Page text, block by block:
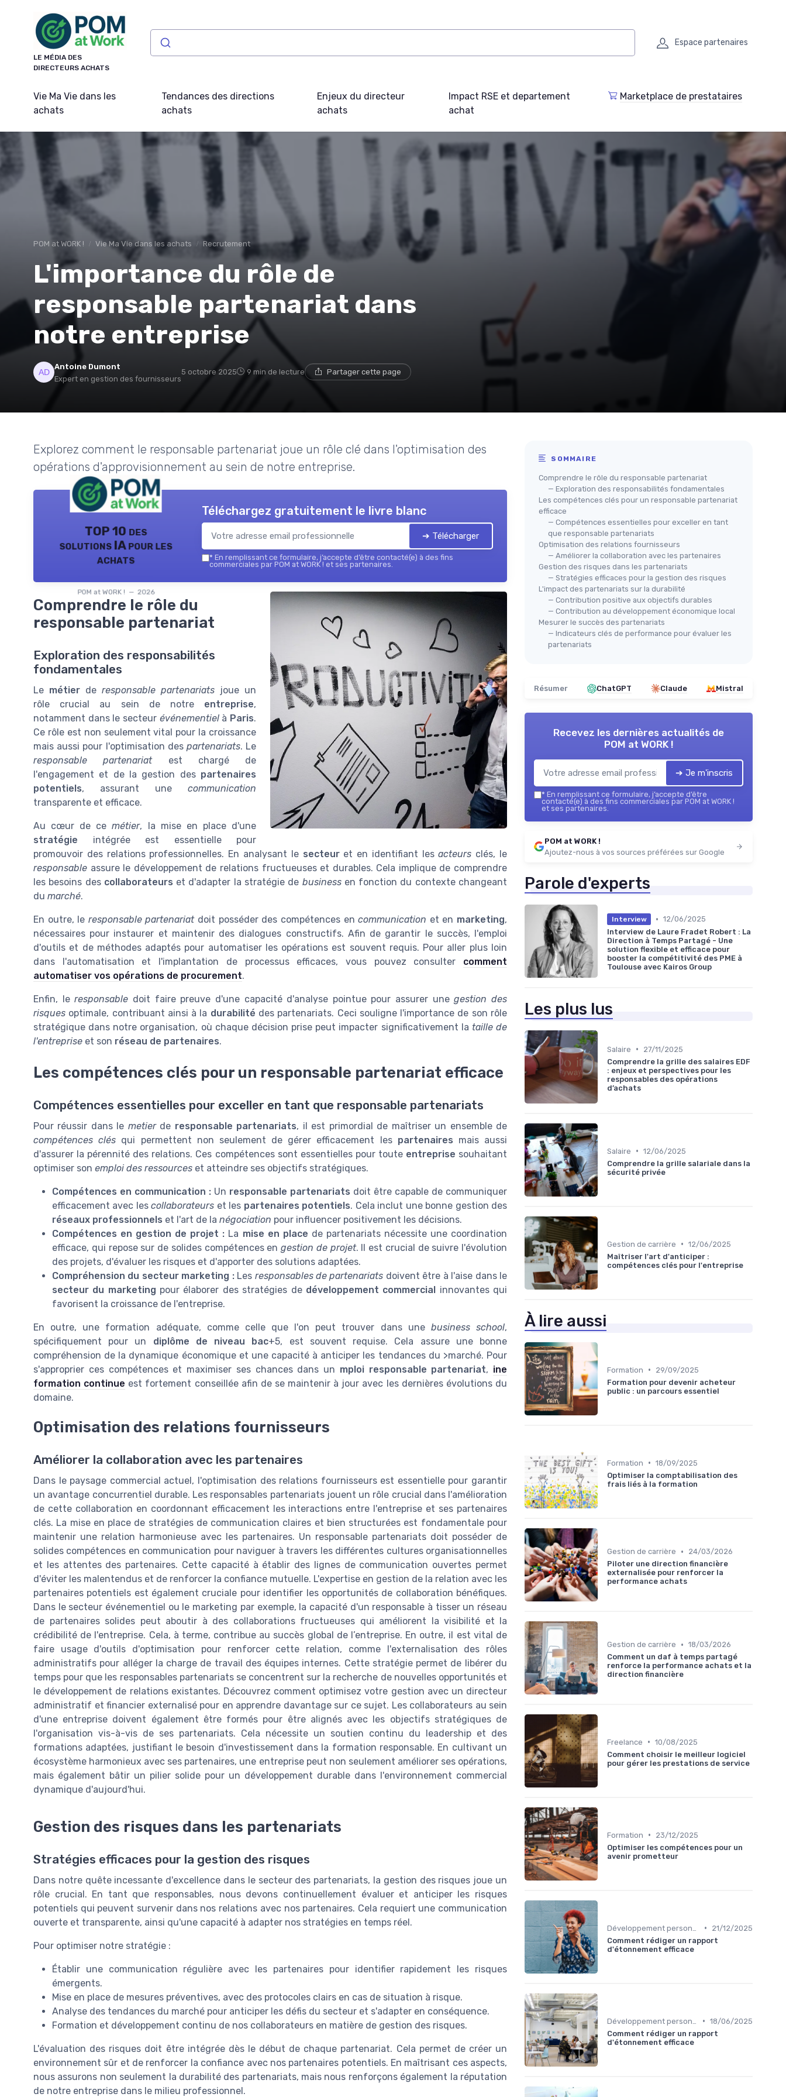
LE MÉDIA DES
DIRECTEURS ACHATS
Espace partenaires
Vie Ma Vie dans les
achats
Tendances des directions
achats
Enjeux du directeur
achats
Impact RSE et departement
achat
Marketplace de prestataires
POM at WORK ! Vie Ma Vie dans les achats Recrutement
L'importance du rôle de
responsable partenariat dans
notre entreprise
Antoine Dumont
Expert en gestion des fournisseurs
5 octobre 2025 9 min de lecture Partager cette page
Explorez comment le responsable partenariat joue un rôle clé dans l'optimisation des
opérations d'approvisionnement au sein de notre entreprise.
TOP 10 des
solutions IA pour les
achats
POM at WORK ! — 2026
Téléchargez gratuitement le livre blanc
➔ Télécharger
* En remplissant ce formulaire, j’accepte d’être contacté(e) à des fins
commerciales par POM at WORK ! et ses partenaires.
Comprendre le rôle du
responsable partenariat
Exploration des responsabilités
fondamentales
Le métier de responsable partenariats joue un
rôle crucial au sein de notre entreprise,
notamment dans le secteur événementielà Paris.
Ce rôle est non seulement vital pour la croissance
mais aussi pour l'optimisation des partenariats. Le
responsable partenariatest chargé de
l'engagement et de la gestion des partenaires
potentiels, assurant une communication
transparente et efficace.
Au cœur de cemétier, la mise en place d'une
stratégie intégrée est essentielle pour
promouvoir des relations professionnelles. En analysant le secteuret en identifiant lesacteurs clés, le
responsable assure le développement de relations fructueuses et durables. Cela implique de comprendre
les besoins des collaborateurs et d'adapter la stratégie de businessen fonction du contexte changeant
du marché.
En outre, le responsable partenariatdoit posséder des compétences encommunication et en marketing,
nécessaires pour instaurer et maintenir des dialogues constructifs. Afin de garantir le succès, l'emploi
d'outils et de méthodes adaptés pour automatiser les opérations est souvent requis. Pour aller plus loin
dans l'automatisation et l'implantation de processus efficaces, vous pouvez consulter comment
automatiser vos opérations de procurement.
Enfin, leresponsable doit faire preuve d'une capacité d'analyse pointue pour assurer unegestion des
risques optimale, contribuant ainsi à la durabilité des partenariats. Ceci souligne l'importance de son rôle
stratégique dans notre organisation, où chaque décision prise peut impacter significativement la taille de
l'entreprise et son réseau de partenaires.
Les compétences clés pour un responsable partenariat efficace
Compétences essentielles pour exceller en tant que responsable partenariats
Pour réussir dans le metierde responsable partenariats, il est primordial de maîtriser un ensemble de
compétences clés qui permettent non seulement de gérer efficacement les partenaires mais aussi
d'assurer la pérennité des relations. Ces compétences sont essentielles pour toute entreprise souhaitant
optimiser son emploi des ressources et atteindre ses objectifs stratégiques.
Compétences en communication : Un responsable partenariats doit être capable de communiquer
efficacement avec lescollaborateurs et les partenaires potentiels. Cela inclut une bonne gestion des
réseaux professionnels et l'art de la négociation pour influencer positivement les décisions.
Compétences en gestion de projet : La mise en place de partenariats nécessite une coordination
efficace, qui repose sur de solides compétences en gestion de projet. Il est crucial de suivre l'évolution
des projets, d'évaluer les risques et d'apporter des solutions adaptées.
Compréhension du secteur marketing :Les responsables de partenariats doivent être à l'aise dans le
secteur du marketing pour élaborer des stratégies de développement commercial
innovantes qui
favorisent la croissance de l'entreprise.
En outre, une formation adéquate, comme celle que l'on peut trouver dans une business school,
spécifiquement pour un diplôme de niveau bac+5, est souvent requise. Cela assure une bonne
compréhension de la dynamique économique et une capacité à anticiper les tendances du >marché. Pour
s'approprier ces compétences et maximiser ses chances dans un mploi responsable partenariat, ine
formation continue est fortement conseillée afin de se maintenir à jour avec les dernières évolutions du
domaine.
Optimisation des relations fournisseurs
Améliorer la collaboration avec les partenaires
Dans le paysage commercial actuel, l'optimisation des relations fournisseurs est essentielle pour garantir
un avantage concurrentiel durable. Les responsables partenariats jouent un rôle crucial dans l'amélioration
de cette collaboration en coordonnant efficacement les interactions entre l'entreprise et ses partenaires
clés. La mise en place de stratégies de communication claires et bien structurées est fondamentale pour
maintenir une relation harmonieuse avec les partenaires. Un responsable partenariats doit posséder de
solides compétences en communication pour naviguer à travers les différentes cultures organisationnelles
et les attentes des partenaires. Cette capacité à établir des lignes de communication ouvertes permet
d'éviter les malentendus et de renforcer la confiance mutuelle. L'expertise en gestion de la relation avec les
partenaires potentiels est également cruciale pour identifier les opportunités de collaboration bénéfiques.
Dans le secteur événementiel ou le marketing par exemple, la capacité d'un responsable à tisser un réseau
de partenaires solides peut aboutir à des collaborations fructueuses qui améliorent la visibilité et la
crédibilité de l'entreprise. Cela, à terme, contribue au succès global de l’entreprise. En outre, il est vital de
faire usage d'outils d'optimisation pour renforcer cette relation, comme l'externalisation des rôles
administratifs pour alléger la charge de travail des équipes internes. Cette stratégie permet de libérer du
temps pour que les responsables partenariats se concentrent sur la recherche de nouvelles opportunités et
le développement de relations existantes. Découvrez comment optimisez votre gestion avec un directeur
administratif et financier externalisé pour en apprendre davantage sur ce sujet. Les collaborateurs au sein
d'une entreprise doivent également être formés pour être alignés avec les objectifs stratégiques de
l'organisation vis-à-vis de ses partenariats. Cela nécessite un soutien continu du leadership et des
formations adaptées, justifiant le besoin d'investissement dans la formation responsable. En cultivant un
écosystème harmonieux avec ses partenaires, une entreprise peut non seulement améliorer ses opérations,
mais également bâtir un pilier solide pour un développement durable dans l'environnement commercial
dynamique d'aujourd'hui.
Gestion des risques dans les partenariats
Stratégies efficaces pour la gestion des risques
Dans notre quête incessante d'excellence dans le secteur des partenariats, la gestion des risques joue un
rôle crucial. En tant que responsables, nous devons continuellement évaluer et anticiper les risques
potentiels qui peuvent survenir dans nos relations avec nos partenaires. Cela requiert une communication
ouverte et transparente, ainsi qu'une capacité à adapter nos stratégies en temps réel.
Pour optimiser notre stratégie :
Établir une communication régulière avec les partenaires pour identifier rapidement les risques
émergents.
Mise en place de mesures préventives, avec des protocoles clairs en cas de situation à risque.
Analyse des tendances du marché pour anticiper les défis du secteur et s'adapter en conséquence.
Formation et développement continu de nos collaborateurs en matière de gestion des risques.
L'évaluation des risques doit être intégrée dès le début de chaque partenariat. Cela permet de créer un
environnement sûr et de renforcer la confiance avec nos partenaires potentiels. En maîtrisant ces aspects,
nous assurons non seulement la durabilité des partenariats, mais nous renforçons également la réputation
de notre entreprise dans le milieu professionnel.
SOMMAIRE
Comprendre le rôle du responsable partenariat
— Exploration des responsabilités fondamentales
Les compétences clés pour un responsable partenariat
efficace
— Compétences essentielles pour exceller en tant
que responsable partenariats
Optimisation des relations fournisseurs
— Améliorer la collaboration avec les partenaires
Gestion des risques dans les partenariats
— Stratégies efficaces pour la gestion des risques
L'impact des partenariats sur la durabilité
— Contribution positive aux objectifs durables
— Contribution au développement économique local
Mesurer le succès des partenariats
— Indicateurs clés de performance pour évaluer les
partenariats
Résumer ChatGPT Claude Mistral
Recevez les dernières actualités de
POM at WORK !
➔ Je m'inscris
* En remplissant ce formulaire, j’accepte d’être
contacté(e) à des fins commerciales par POM at WORK !
et ses partenaires.
POM at WORK !
Ajoutez-nous à vos sources préférées sur Google
Parole d'experts
Interview • 12/06/2025
Interview de Laure Fradet Robert : La
Direction à Temps Partagé - Une
solution flexible et efficace pour
booster la compétitivité des PME à
Toulouse avec Kairos Group
Les plus lus
Salaire •
27/11/2025
Comprendre la grille des salaires EDF
: enjeux et perspectives pour les
responsables des opérations
d’achats
Salaire • 12/06/2025
Comprendre la grille salariale dans la
sécurité privée
Gestion de carrière • 12/06/2025
Maîtriser l'art d'anticiper :
compétences clés pour l'entreprise
À lire aussi
Formation •
29/09/2025
Formation pour devenir acheteur
public : un parcours essentiel
Formation • 18/09/2025
Optimiser la comptabilisation des
frais liés à la formation
Gestion de carrière •
24/03/2026
Piloter une direction financière
externalisée pour renforcer la
performance achats
Gestion de carrière • 18/03/2026
Comment un daf à temps partagé
renforce la performance achats et la
direction financière
Freelance • 10/08/2025
Comment choisir le meilleur logiciel
pour gérer les prestations de service
Formation •
23/12/2025
Optimiser les compétences pour un
avenir prometteur
•
21/12/2025
Comment rédiger un rapport
d'étonnement efficace
• 18/06/2025
Comment rédiger un rapport
d'étonnement efficace